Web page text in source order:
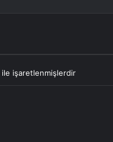
ile işaretlenmişlerdir